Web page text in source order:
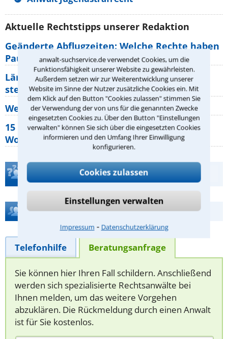
anwalt-suchservice.de verwendet Cookies, um die
Funktionsfähigkeit unserer Website zu gewährleisten.
Außerdem setzen wir zur Weiterentwicklung unserer
Website im Sinne der Nutzer zusätzliche Cookies ein. Mit
dem Klick auf den Button "Cookies zulassen" stimmen Sie
der Verwendung der von uns für die genannten Zwecke
eingesetzten Cookies zu. Über den Button "Einstellungen
verwalten" können Sie sich über die eingesetzten Cookies
informieren und den Umfang Ihrer Einwilligung
konfigurieren.
Cookies zulassen
Einstellungen verwalten
Impressum ⁃ Datenschutzerklärung
Aktuelle Rechtstipps unserer Redaktion
Geänderte Abflugzeiten: Welche Rechte haben
Pauschalurlauber?
Lärm von den Nachbarn: Welche Rechte
stehen mir zu?
Wer muss Zweitwohnungssteuer zahlen?
15 elementare Rechte, die jeder
Wohnungseigentümer kennen sollte
Teste Dein Rechtswissen
Hilfe bei Ihrer Anwaltsuche?
Telefonhilfe Beratungsanfrage
Sie können hier Ihren Fall schildern. Anschließend
werden sich spezialisierte Rechtsanwälte bei
Ihnen melden, um das weitere Vorgehen
abzuklären. Die Rückmeldung durch einen Anwalt
ist für Sie kostenlos.